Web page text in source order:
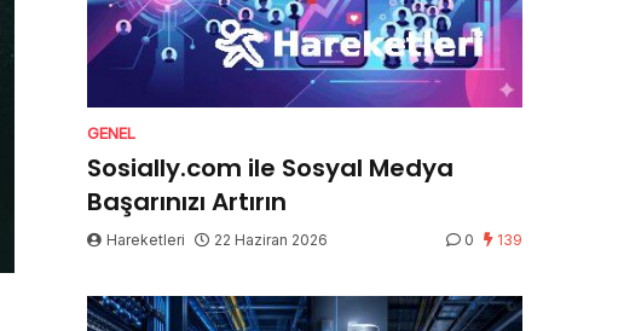
GENEL
Sosially.com ile Sosyal Medya
Başarınızı Artırın
Hareketleri 22 Haziran 2026 0 139